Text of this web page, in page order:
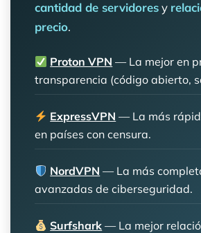
cantidad de servidoresy
precio.
Proton VPN — La mejor en
transparencia (código abierto,
ExpressVPN — La más
en países con censura.
NordVPN — La más
avanzadas de ciberseguridad.
Surfshark — La mejor